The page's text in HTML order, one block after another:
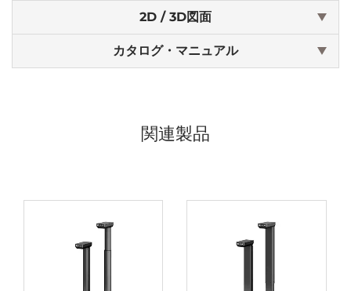
2D / 3D図面
カタログ・マニュアル
関連製品